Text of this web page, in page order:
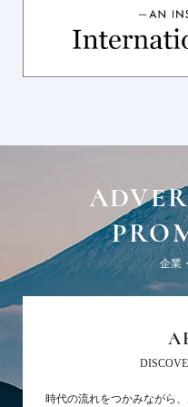
企業
時代の流れをつかみながら